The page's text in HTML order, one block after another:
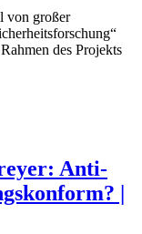
von großer
des Projekts
Anti-
|